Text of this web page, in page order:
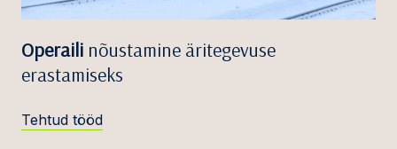
Operaili nõustamine äritegevuse
erastamiseks
Tehtud tööd